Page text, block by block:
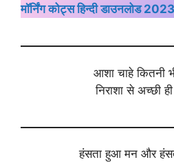
मॉर्निंग कोट्स हिन्दी डाउनलोड 2023
आशा चाहे कितनी
निराशा से अच्छी
हंसता हुआ मन और